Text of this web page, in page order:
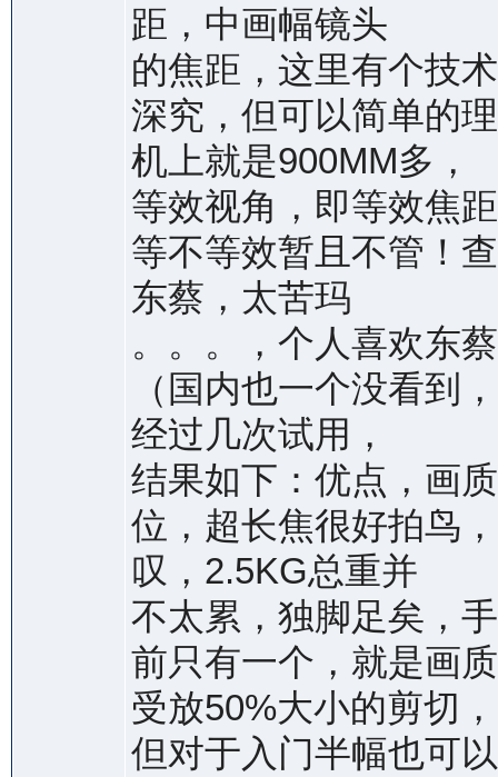
距，中画幅镜头
的焦距，这里有个技
深究，但可以简单的
机上就是900MM多，
等效视角，即等效焦
等不等效暂且不管！
东蔡，太苦玛
。。。，个人喜欢东
（国内也一个没看到
经过几次试用，
结果如下：优点，画
位，超长焦很好拍鸟
叹，2.5KG总重并
不太累，独脚足矣，
前只有一个，就是画
受放50%大小的剪切，
但对于入门半幅也可